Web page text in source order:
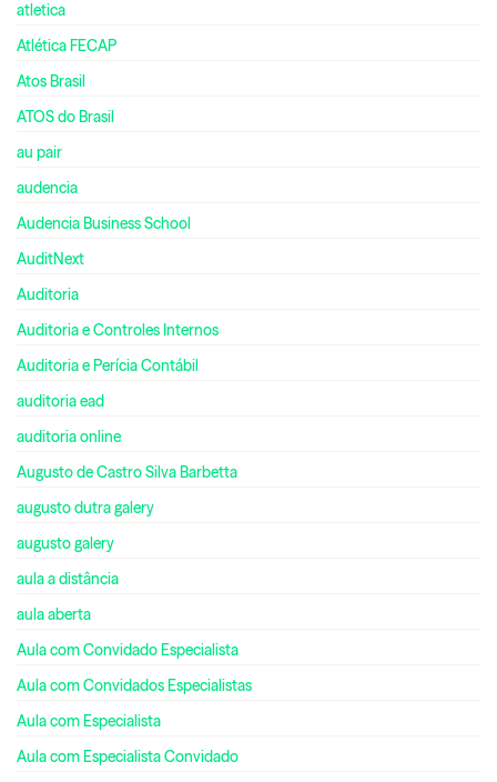
atletica
Atlética FECAP
Atos Brasil
ATOS do Brasil
au pair
audencia
Audencia Business School
AuditNext
Auditoria
Auditoria e Controles Internos
Auditoria e Perícia Contábil
auditoria ead
auditoria online
Augusto de Castro Silva Barbetta
augusto dutra galery
augusto galery
aula a distância
aula aberta
Aula com Convidado Especialista
Aula com Convidados Especialistas
Aula com Especialista
Aula com Especialista Convidado